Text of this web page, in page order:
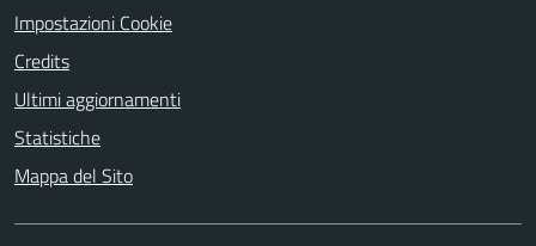
Impostazioni Cookie
Credits
Ultimi aggiornamenti
Statistiche
Mappa del Sito